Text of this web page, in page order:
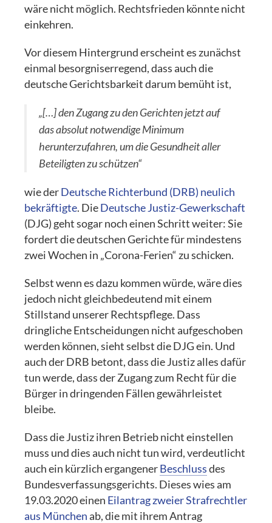
wäre nicht möglich. Rechtsfrieden könnte nicht
einkehren.
Vor diesem Hintergrund erscheint es zunächst
einmal besorgniserregend, dass auch die
deutsche Gerichtsbarkeit darum bemüht ist,
„[…] den Zugang zu den Gerichten jetzt auf
das absolut notwendige Minimum
herunterzufahren, um die Gesundheit aller
Beteiligten zu schützen“
wie derDeutsche Richterbund (DRB) neulich
bekräftigte. DieDeutsche Justiz-Gewerkschaft
(DJG) geht sogar noch einen Schritt weiter: Sie
fordert die deutschen Gerichte für mindestens
zwei Wochen in „Corona-Ferien“ zu schicken.
Selbst wenn es dazu kommen würde, wäre dies
jedoch nicht gleichbedeutend mit einem
Stillstand unserer Rechtspflege. Dass
dringliche Entscheidungen nicht aufgeschoben
werden können, sieht selbst die DJG ein. Und
auch der DRB betont, dass die Justiz alles dafür
tun werde, dass der Zugang zum Recht für die
Bürger in dringenden Fällen gewährleistet
bleibe.
Dass die Justiz ihren Betrieb nicht einstellen
muss und dies auch nicht tun wird, verdeutlicht
auch ein kürzlich ergangenerBeschlussdes
Bundesverfassungsgerichts. Dieses wies am
19.03.2020 einen Eilantrag zweier Strafrechtler
aus Münchenab, die mit ihrem Antrag